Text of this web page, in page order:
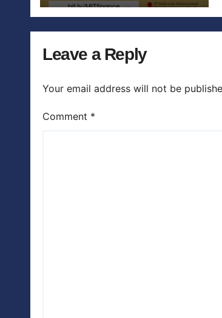
Leave a Reply
Your email address will not be
Comment *